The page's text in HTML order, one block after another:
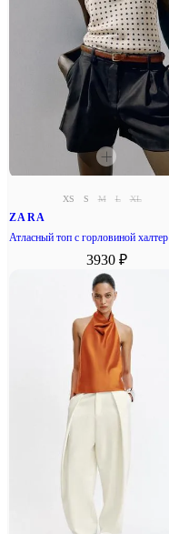
XS S M L XL
ZARA
Атласный топ с горловиной халтер
3930 ₽